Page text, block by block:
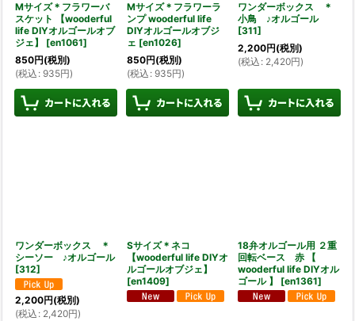
Mサイズ＊フラワーバ
スケット 【wooderful
life DIYオルゴールオブ
ジェ】
[en1061]
850円(税別)
(税込 : 935円)
Mサイズ＊フラワーラ
ンプ wooderful life
DIYオルゴールオブジ
ェ [en1026]
850円(税別)
(税込 : 935円)
ワンダーボックス ＊
小鳥 ♪オルゴール
[311]
2,200円(税別)
(税込 : 2,420円)
ワンダーボックス ＊
シーソー ♪オルゴール
[312]
2,200円(税別)
(税込 : 2,420円)
Sサイズ＊ネコ
【wooderful life DIYオ
ルゴールオブジェ】
[en1409]
18弁オルゴール用 ２重
回転ベース 赤 【
wooderful life DIYオル
ゴール 】
[en1361]